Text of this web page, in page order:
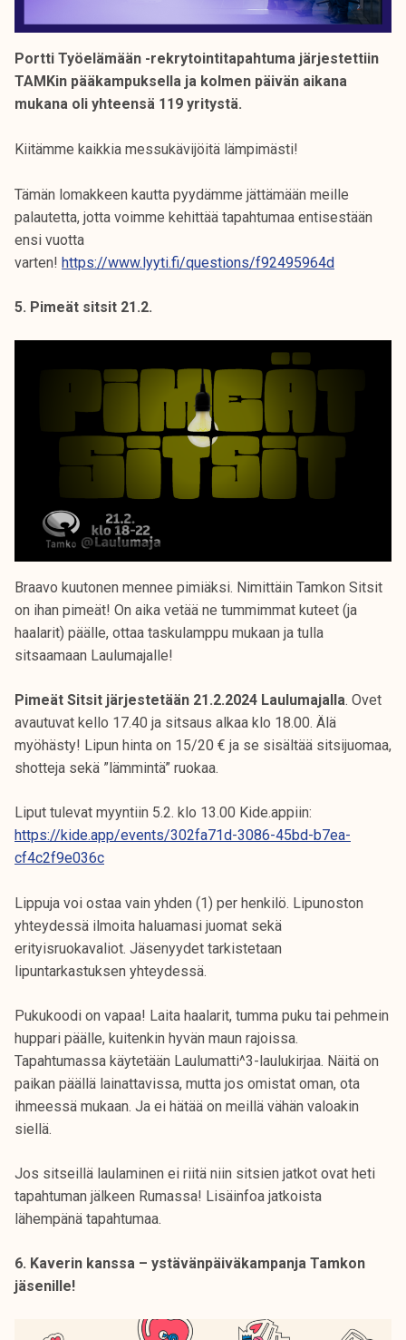
Portti Työelämään -rekrytointitapahtuma järjestettiin
TAMKin pääkampuksella ja kolmen päivän aikana
mukana oli yhteensä 119 yritystä.
Kiitämme kaikkia messukävijöitä lämpimästi!
Tämän lomakkeen kautta pyydämme jättämään meille
palautetta, jotta voimme kehittää tapahtumaa entisestään
ensi vuotta
varten! https://www.lyyti.fi/questions/f92495964d
5. Pimeät sitsit 21.2.
Braavo kuutonen mennee pimiäksi. Nimittäin Tamkon Sitsit
on ihan pimeät! On aika vetää ne tummimmat kuteet (ja
haalarit) päälle, ottaa taskulamppu mukaan ja tulla
sitsaamaan Laulumajalle!
Pimeät Sitsit järjestetään 21.2.2024 Laulumajalla. Ovet
avautuvat kello 17.40 ja sitsaus alkaa klo 18.00. Älä
myöhästy! Lipun hinta on 15/20 € ja se sisältää sitsijuomaa,
shotteja sekä ”lämmintä” ruokaa.
Liput tulevat myyntiin 5.2. klo 13.00 Kide.appiin:
https://kide.app/events/302fa71d-3086-45bd-b7ea-
cf4c2f9e036c
Lippuja voi ostaa vain yhden (1) per henkilö. Lipunoston
yhteydessä ilmoita haluamasi juomat sekä
erityisruokavaliot. Jäsenyydet tarkistetaan
lipuntarkastuksen yhteydessä.
Pukukoodi on vapaa! Laita haalarit, tumma puku tai pehmein
huppari päälle, kuitenkin hyvän maun rajoissa.
Tapahtumassa käytetään Laulumatti^3-laulukirjaa. Näitä on
paikan päällä lainattavissa, mutta jos omistat oman, ota
ihmeessä mukaan. Ja ei hätää on meillä vähän valoakin
siellä.
Jos sitseillä laulaminen ei riitä niin sitsien jatkot ovat heti
tapahtuman jälkeen Rumassa! Lisäinfoa jatkoista
lähempänä tapahtumaa.
6. Kaverin kanssa – ystävänpäiväkampanja Tamkon
jäsenille!